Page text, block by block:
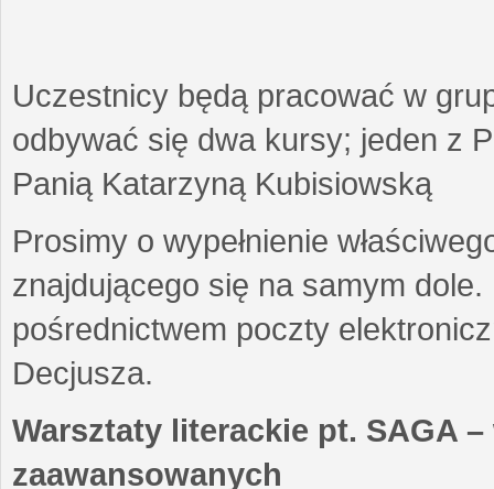
Uczestnicy będą pracować w
odbywać się dwa kursy; jeden z
Panią Katarzyną Kubisiowską
Prosimy o wypełnienie
znajdującego się na samym
pośrednictwem poczty
Decjusza.
Warsztaty literackie pt. SAGA
zaawansowanych